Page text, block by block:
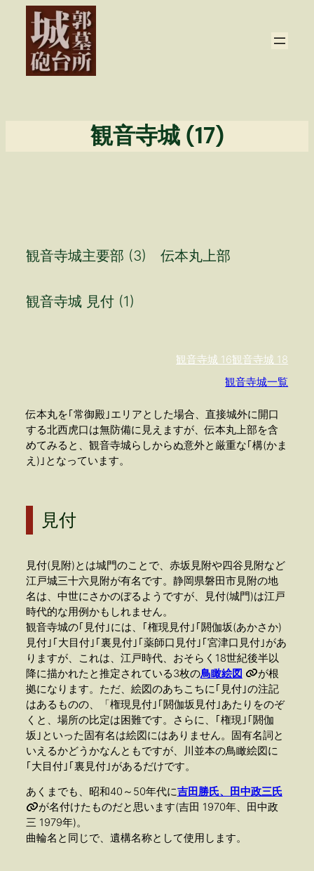
観音寺城 (17)
観音寺城主要部 (3) 伝本丸上部
観音寺城 見付 (1)
観音寺城 16観音寺城 18
観音寺城一覧
伝本丸を｢常御殿｣エリアとした場合、直接城外に開口
する北西虎口は無防備に見えますが、伝本丸上部を含
めてみると、観音寺城らしからぬ意外と厳重な｢構(かま
え)｣となっています。
見付
見付(見附)とは城門のことで、赤坂見附や四谷見附など
江戸城三十六見附が有名です。静岡県磐田市見附の地
名は、中世にさかのぼるようですが、見付(城門)は江戸
時代的な用例かもしれません。
観音寺城の｢見付｣には、｢権現見付｣｢閼伽坂(あかさか)
見付｣｢大目付｣｢裏見付｣｢薬師口見付｣｢宮津口見付｣があ
りますが、これは、江戸時代、おそらく18世紀後半以
降に描かれたと推定されている3枚の鳥瞰絵図
が根
拠になります。ただ、絵図のあちこちに｢見付｣の注記
はあるものの、「権現見付｣｢閼伽坂見付｣あたりをのぞ
くと、場所の比定は困難です。さらに、｢権現｣｢閼伽
坂｣といった固有名は絵図にはありません。固有名詞と
いえるかどうかなんともですが、川並本の鳥瞰絵図に
｢大目付｣｢裏見付｣があるだけです。
あくまでも、昭和40～50年代に吉田勝氏、田中政三氏
が名付けたものだと思います(吉田 1970年、田中政
三 1979年)。
曲輪名と同じで、遺構名称として使用します。